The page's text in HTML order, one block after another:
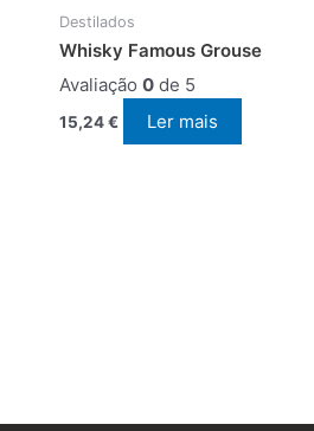
Destilados
Whisky Famous Grouse
Avaliação 0 de 5
15,24€ Ler mais